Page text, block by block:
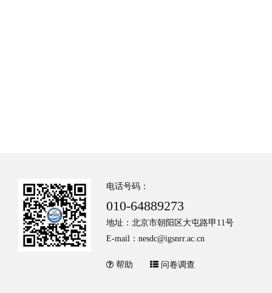
电话号码：
010-64889273
地址：北京市朝阳区大屯路甲11号
E-mail：nesdc@igsnrr.ac.cn
帮助 问卷调查